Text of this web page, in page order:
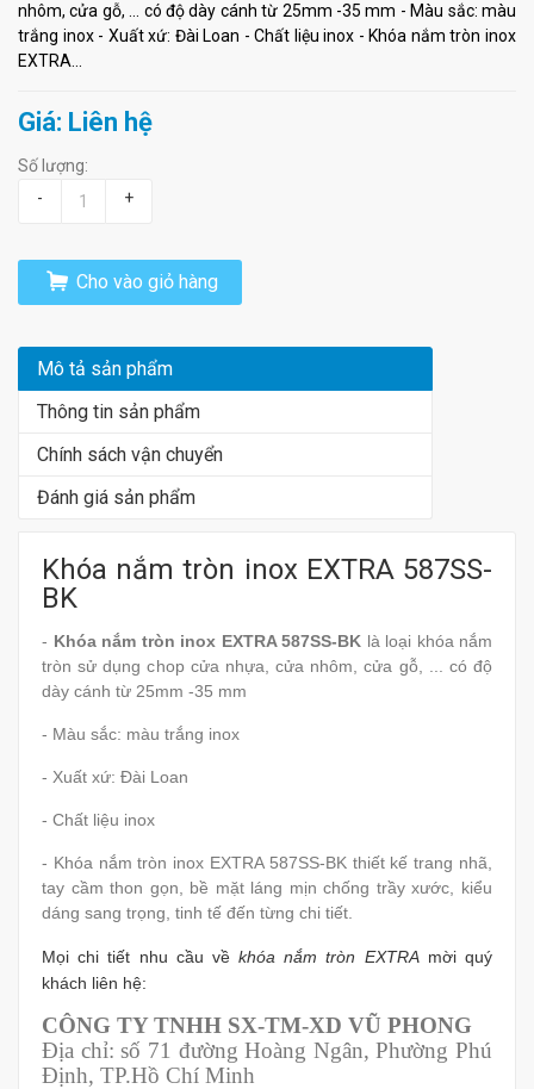
nhôm, cửa gỗ, ... có độ dày cánh từ 25mm -35 mm - Màu sắc: màu
trắng inox - Xuất xứ: Đài Loan - Chất liệu inox - Khóa nắm tròn inox
EXTRA...
Giá: Liên hệ
Số lượng:
-
+
Cho vào giỏ hàng
Mô tả sản phẩm
Thông tin sản phẩm
Chính sách vận chuyển
Đánh giá sản phẩm
Khóa nắm tròn inox EXTRA 587SS-
BK
- Khóa nắm tròn inox EXTRA 587SS-BK là loại khóa nắm
tròn sử dụng chop cửa nhựa, cửa nhôm, cửa gỗ, ... có độ
dày cánh từ 25mm -35 mm
- Màu sắc: màu trắng inox
- Xuất xứ: Đài Loan
- Chất liệu inox
- Khóa nắm tròn inox EXTRA 587SS-BK thiết kế trang nhã,
tay cầm thon gọn, bề mặt láng mịn chống trầy xước, kiểu
dáng sang trọng, tinh tế đến từng chi tiết.
Mọi chi tiết nhu cầu vềkhóa nắm tròn EXTRA mời quý
khách liên hệ:
CÔNG TY TNHH SX-TM-XD VŨ PHONG
Địa chỉ: số 71 đường Hoàng Ngân, Phường Phú
Định, TP.Hồ Chí Minh